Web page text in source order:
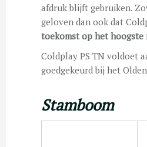
afdruk blijft gebruiken.
geloven dan ook dat
toekomst op het hoogste
Coldplay PS TN voldoet
goedgekeurd bij het
Stamboom